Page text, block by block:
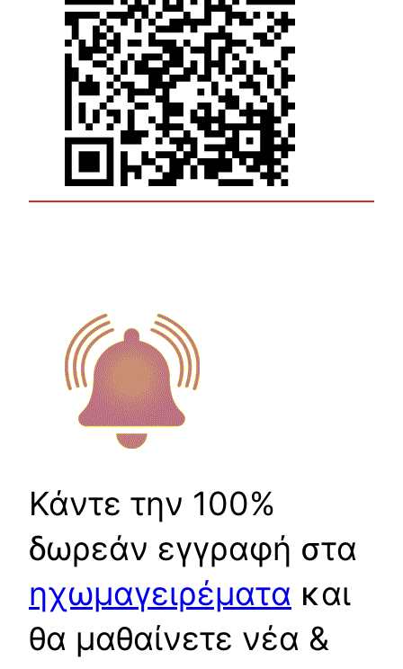
Κάντε την 100%
δωρεάν εγγραφή στα
ηχωμαγειρέματα και
θα μαθαίνετε νέα &